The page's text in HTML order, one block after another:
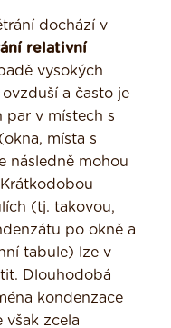
dochází v
relativní
vysokých
a často je
par v místech s
místa s
následně mohou
(tj. takovou,
po okně a
tabule) lze v
Dlouhodobá
kondenzace
však zcela